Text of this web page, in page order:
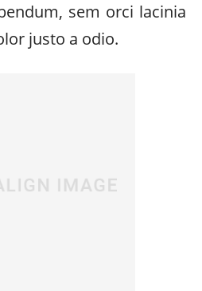
sem orci lacinia
justo a odio.